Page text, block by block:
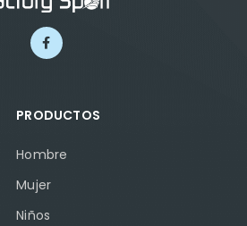
PRODUCTOS
Hombre
Mujer
Niños